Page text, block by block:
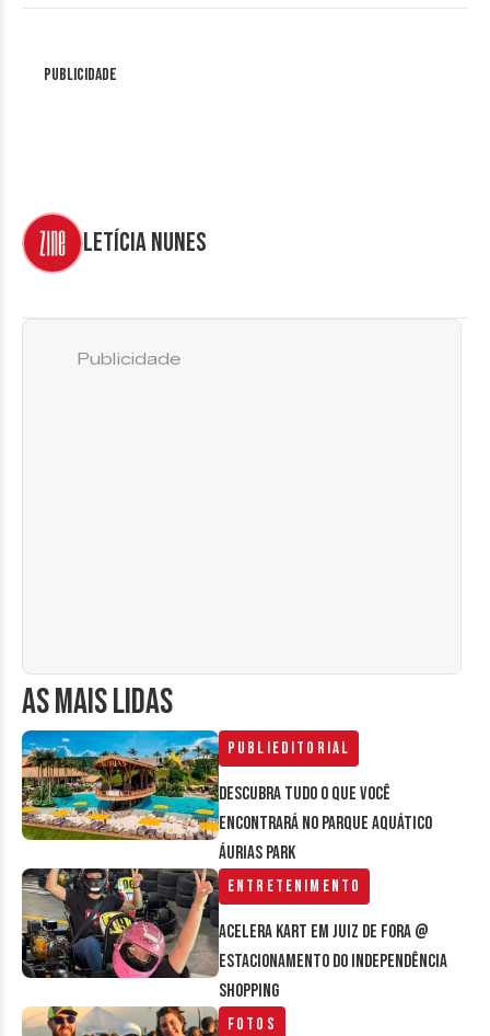
Publicidade
Letícia Nunes
AS MAIS LIDAS
Publieditorial
Descubra tudo o que você
encontrará no parque aquático
Áurias Park
Entretenimento
Acelera Kart em Juiz de Fora @
estacionamento do Independência
Shopping
Fotos
Publicidade